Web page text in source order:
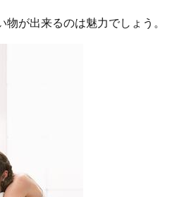
が出来るのは魅力でしょう。